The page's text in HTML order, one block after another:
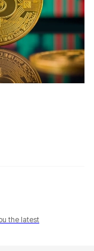
the latest